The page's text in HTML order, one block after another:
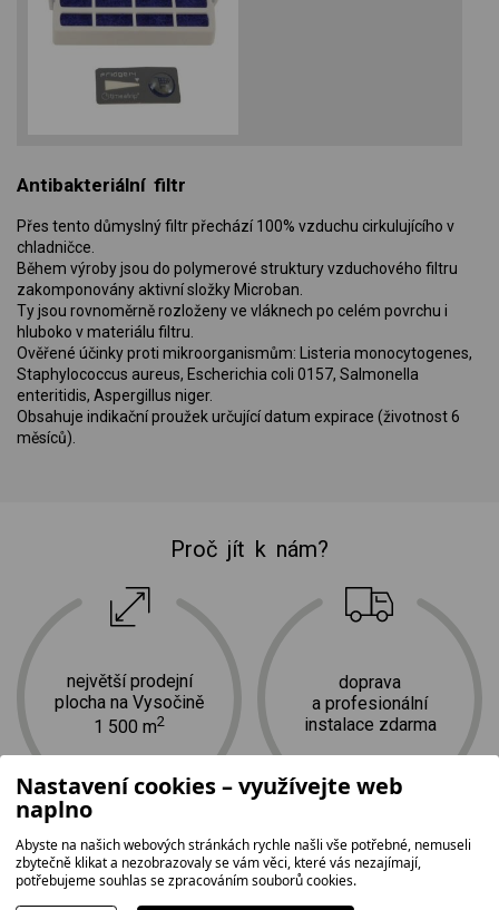
Antibakteriální filtr
Přes tento důmyslný filtr přechází 100% vzduchu cirkulujícího v
chladničce.
Během výroby jsou do polymerové struktury vzduchového filtru
zakomponovány aktivní složky Microban.
Ty jsou rovnoměrně rozloženy ve vláknech po celém povrchu i
hluboko v materiálu filtru.
Ověřené účinky proti mikroorganismům: Listeria monocytogenes,
Staphylococcus aureus, Escherichia coli 0157, Salmonella
enteritidis, Aspergillus niger.
Obsahuje indikační proužek určující datum expirace (životnost 6
měsíců).
Proč jít k nám?
největší prodejní
plocha na Vysočině
1 500 m2
doprava
a profesionální
instalace zdarma
Nastavení cookies – využívejte web
naplno
Abyste na našich webových stránkách rychle našli vše potřebné, nemuseli
zbytečně klikat a nezobrazovaly se vám věci, které vás nezajímají,
potřebujeme souhlas se zpracováním souborů cookies.